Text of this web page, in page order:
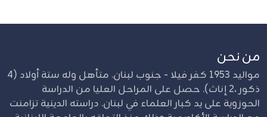
من نحن
مواليد 1953 كفر فيلا - جنوب لبنان. متأهل وله ستة أولاد (4
ذكور ،2 إناث). حصل على المراحل العليا من الدراسة
الحوزوية على يد كبار العلماء في لبنان. دراسته الدينية تزامنت